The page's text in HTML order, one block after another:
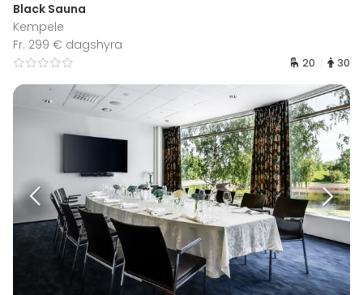
Black Sauna
Kempele
Fr. 299 € dagshyra
20 30